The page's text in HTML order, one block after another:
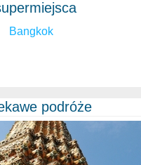
Bangkok
podróże